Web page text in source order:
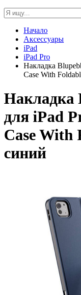
Начало
Аксессуары
iPad
iPad Pro
Накладка
Case With
Накладка
для iPad
Case With
синий